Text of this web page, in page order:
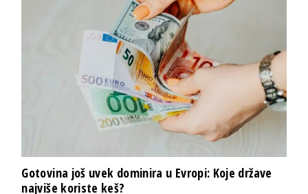
Gotovina još uvek dominira u Evropi: Koje države
najviše koriste keš?